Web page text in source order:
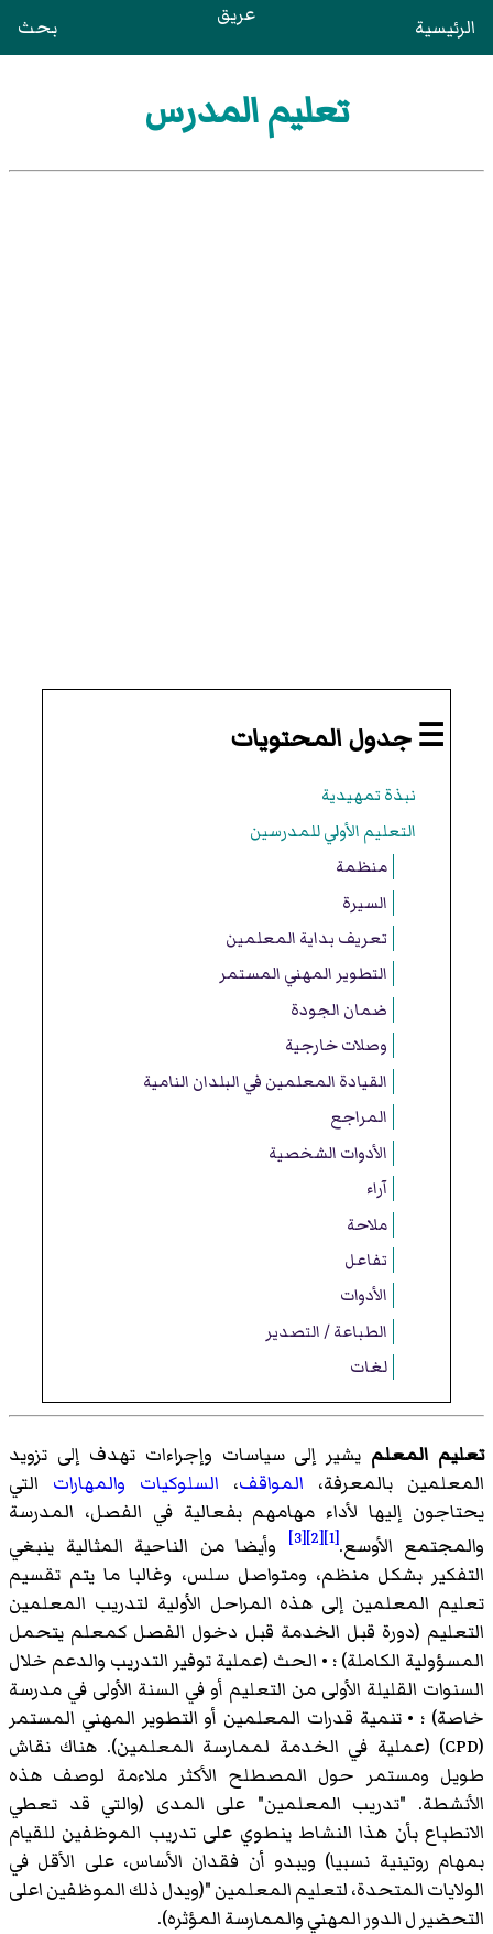
الرئيسية عريق بحث
تعليم المدرس
☰ جدول المحتويات
نبذة تمهيدية
التعليم الأولي للمدرسين
منظمة
السيرة
تعريف بداية المعلمين
التطوير المهني المستمر
ضمان الجودة
وصلات خارجية
القيادة المعلمين في البلدان النامية
المراجع
الأدوات الشخصية
آراء
ملاحة
تفاعل
الأدوات
الطباعة / التصدير
لغات
تعليم المعلم يشير إلى سياسات وإجراءات تهدف إلى تزويد
المعلمين بالمعرفة، المواقف، السلوكيات والمهارات التي
يحتاجون إليها لأداء مهامهم بفعالية في الفصل، المدرسة
والمجتمع الأوسع.[1]
[2]
[3]
وأيضا من الناحية المثالية ينبغي
التفكير بشكل منظم، ومتواصل سلس، وغالبا ما يتم تقسيم
تعليم المعلمين إلى هذه المراحل الأولية لتدريب المعلمين
التعليم (دورة قبل الخدمة قبل دخول الفصل كمعلم يتحمل
المسؤولية الكاملة) ؛ • الحث (عملية توفير التدريب والدعم خلال
السنوات القليلة الأولى من التعليم أو في السنة الأولى في مدرسة
خاصة) ؛ • تنمية قدرات المعلمين أو التطوير المهني المستمر
(CPD) (عملية في الخدمة لممارسة المعلمين). هناك نقاش
طويل ومستمر حول المصطلح الأكثر ملاءمة لوصف هذه
الأنشطة. "تدريب المعلمين" على المدى (والتي قد تعطي
الانطباع بأن هذا النشاط ينطوي على تدريب الموظفين للقيام
بمهام روتينية نسبيا) ويبدو أن فقدان الأساس، على الأقل في
الولايات المتحدة، لتعليم المعلمين "(ويدل ذلك الموظفين اعلى
التحضير ل الدور المهني والممارسة المؤثره).